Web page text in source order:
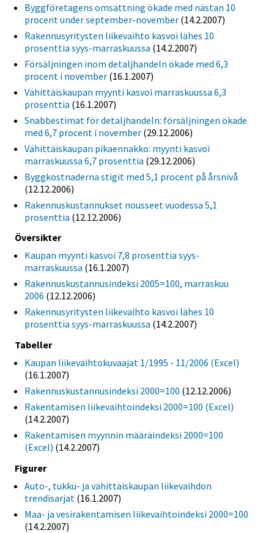
Byggföretagens omsättning ökade med nästan 10
procent under september-november (14.2.2007)
Rakennusyritysten liikevaihto kasvoi lähes 10
prosenttia syys-marraskuussa (14.2.2007)
Försäljningen inom detaljhandeln ökade med 6,3
procent i november (16.1.2007)
Vähittäiskaupan myynti kasvoi marraskuussa 6,3
prosenttia (16.1.2007)
Snabbestimat för detaljhandeln: försäljningen ökade
med 6,7 procent i november (29.12.2006)
Vähittäiskaupan pikaennakko: myynti kasvoi
marraskuussa 6,7 prosenttia (29.12.2006)
Byggkostnaderna stigit med 5,1 procent på årsnivå
(12.12.2006)
Rakennuskustannukset nousseet vuodessa 5,1
prosenttia (12.12.2006)
Översikter
Kaupan myynti kasvoi 7,8 prosenttia syys-
marraskuussa (16.1.2007)
Rakennuskustannusindeksi 2005=100, marraskuu
2006 (12.12.2006)
Rakennusyritysten liikevaihto kasvoi lähes 10
prosenttia syys-marraskuussa (14.2.2007)
Tabeller
Kaupan liikevaihtokuvaajat 1/1995 - 11/2006 (Excel)
(16.1.2007)
Rakennuskustannusindeksi 2000=100 (12.12.2006)
Rakentamisen liikevaihtoindeksi 2000=100 (Excel)
(14.2.2007)
Rakentamisen myynnin määräindeksi 2000=100
(Excel) (14.2.2007)
Figurer
Auto-, tukku- ja vähittäiskaupan liikevaihdon
trendisarjat (16.1.2007)
Maa- ja vesirakentamisen liikevaihtoindeksi 2000=100
(14.2.2007)